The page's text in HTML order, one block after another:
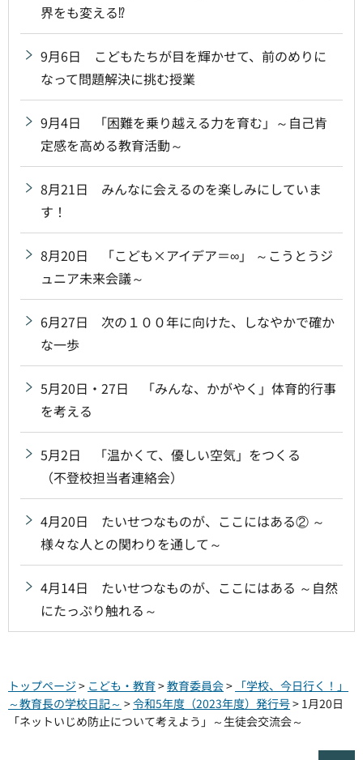
界をも変える⁉
9月6日 こどもたちが目を輝かせて、前のめりに
なって問題解決に挑む授業
9月4日 「困難を乗り越える力を育む」～自己肯
定感を高める教育活動～
8月21日 みんなに会えるのを楽しみにしていま
す！
8月20日 「こども×アイデア＝∞」 ～こうとうジ
ュニア未来会議～
6月27日 次の１００年に向けた、しなやかで確か
な一歩
5月20日・27日 「みんな、かがやく」体育的行事
を考える
5月2日 「温かくて、優しい空気」をつくる
（不登校担当者連絡会）
4月20日 たいせつなものが、ここにはある② ～
様々な人との関わりを通して～
4月14日 たいせつなものが、ここにはある ～自然
にたっぷり触れる～
トップページ > こども・教育>教育委員会> 「学校、今日行く！」
～教育長の学校日記～ >令和5年度（2023年度）発行号> 1月20日
「ネットいじめ防止について考えよう」～生徒会交流会～